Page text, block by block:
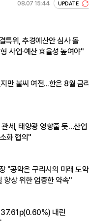
08.07 15:44 UPDATE
특위, 추경예산안 심사 돌
사업·예산 효율성 높여야"
만 불씨 여전...한은 8월 금리
세, 태양광 영향줄 듯…산업
화 협의"
"공약은 구리시의 미래 도약
향상 위한 엄중한 약속"
37.61p(0.60%) 내린